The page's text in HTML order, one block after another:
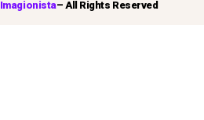
Imagionista– All Rights Reserved